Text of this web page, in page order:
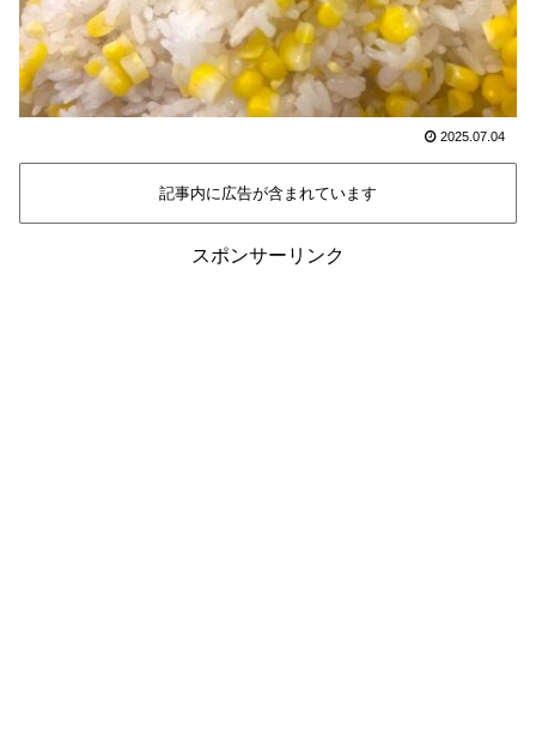
2025.07.04
記事内に広告が含まれています
スポンサーリンク